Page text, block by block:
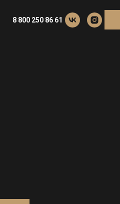
8 800 250 86 61